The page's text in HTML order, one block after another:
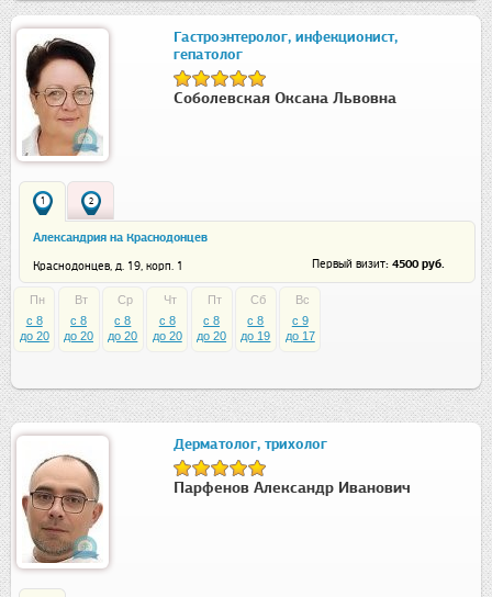
Гастроэнтеролог, инфекционист,
гепатолог
Соболевская Оксана Львовна
1 2
Александрия на Краснодонцев
Краснодонцев, д. 19, корп. 1 Первый визит: 4500 руб.
Пн
c 8
до 20
Вт
c 8
до 20
Ср
c 8
до 20
Чт
c 8
до 20
Пт
c 8
до 20
Сб
c 8
до 19
Вс
c 9
до 17
Дерматолог, трихолог
Парфенов Александр Иванович